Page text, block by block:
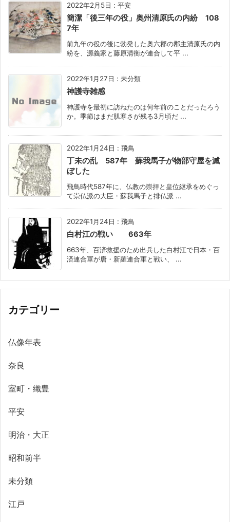
2022年2月5日 : 平安
簡潔「後三年の役」奥州清原氏の内紛 108
7年
前九年の役の後に勃発した奥六郡の郡主清原氏の内
紛を、源義家と藤原清衡が連合して平 ...
2022年1月27日 : 未分類
神護寺雑感
神護寺を最初に訪ねたのは何年前のことだったろう
か。季節はまだ肌寒さが残る3月頃だ ...
2022年1月24日 : 飛鳥
丁未の乱 587年 蘇我馬子が物部守屋を滅
ぼした
飛鳥時代587年に、仏教の崇拝と皇位継承をめぐっ
て崇仏派の大臣・蘇我馬子と排仏派 ...
2022年1月24日 : 飛鳥
白村江の戦い 663年
663年、百済救援のため出兵した白村江で日本・百
済連合軍が唐・新羅連合軍と戦い、 ...
カテゴリー
仏像年表
奈良
室町・織豊
平安
明治・大正
昭和前半
未分類
江戸